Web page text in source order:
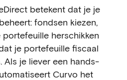
betekent dat je je
fondsen kiezen,
herschikken
je portefeuille fiscaal
Als je liever een hands-
Curvo het